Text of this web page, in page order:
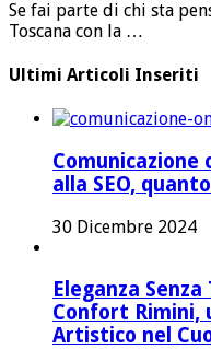
Se fai parte di chi sta
Toscana con la …
Ultimi Articoli Inseriti
Comunicazione
alla SEO,
30 Dicembre 2024
Eleganza Senza
Confort Rimini,
Artistico nel